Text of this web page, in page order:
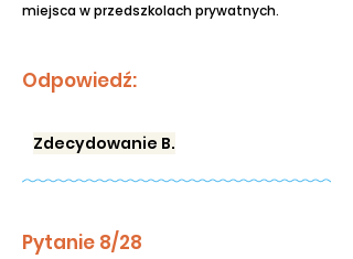
miejsca w przedszkolach prywatnych.
Odpowiedź:
Zdecydowanie B.
Pytanie 8/28